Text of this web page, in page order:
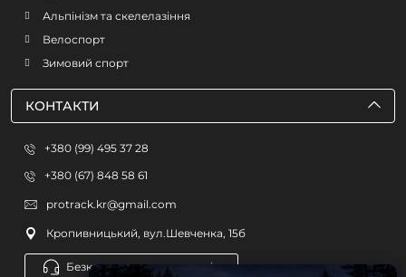
Альпінізм та скелелазіння
Велоспорт
Зимовий спорт
КОНТАКТИ
+380 (99) 495 37 28
+380 (67) 848 58 61
protrack.kr@gmail.com
Кропивницький, вул.Шевченка, 15б
Безкоштовна консультація